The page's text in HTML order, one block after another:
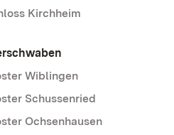
Kirchheim
Wiblingen
Schussenried
Ochsenhausen